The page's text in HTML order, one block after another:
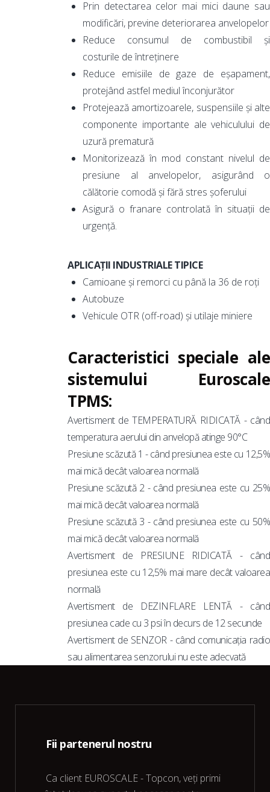
Prin detectarea celor mai mici daune sau
modificări, previne deteriorarea anvelopelor
Reduce consumul de combustibil și
costurile de întreținere
Reduce emisiile de gaze de eșapament,
protejând astfel mediul înconjurător
Protejează amortizoarele, suspensiile și alte
componente importante ale vehiculului de
uzură prematură
Monitorizează în mod constant nivelul de
presiune al anvelopelor, asigurând o
călătorie comodă și fără stres șoferului
Asigură o franare controlată în situații de
urgență.
APLICAȚII INDUSTRIALE TIPICE
Camioane și remorci cu până la 36 de roți
Autobuze
Vehicule OTR (off-road) și utilaje miniere
Caracteristici speciale ale
sistemului Euroscale
TPMS:
Avertisment de TEMPERATURĂ RIDICATĂ - când
temperatura aerului din anvelopă atinge 90°C
Presiune scăzută 1 - când presiunea este cu 12,5%
mai mică decât valoarea normală
Presiune scăzută 2 - când presiunea este cu 25%
mai mică decât valoarea normală
Presiune scăzută 3 - când presiunea este cu 50%
mai mică decât valoarea normală
Avertisment de PRESIUNE RIDICATĂ - când
presiunea este cu 12,5% mai mare decât valoarea
normală
Avertisment de DEZINFLARE LENTĂ - când
presiunea cade cu 3 psi în decurs de 12 secunde
Avertisment de SENZOR - când comunicația radio
sau alimentarea senzorului nu este adecvată
Fii partenerul nostru
Ca client EUROSCALE - Topcon, veți primi